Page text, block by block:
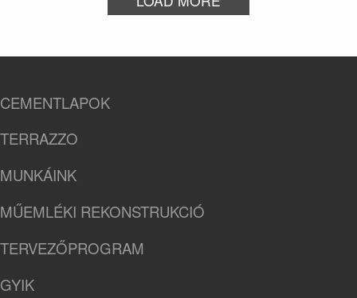
CEMENTLAPOK
TERRAZZO
MUNKÁINK
MŰEMLÉKI REKONSTRUKCIÓ
TERVEZŐPROGRAM
GYIK